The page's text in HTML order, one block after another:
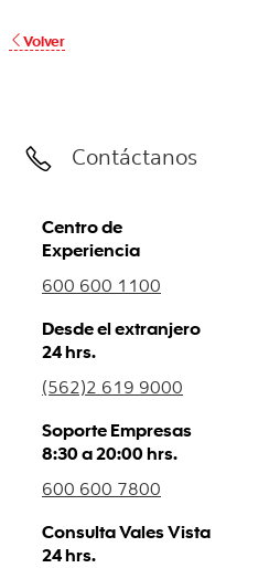
Volver
Contáctanos
Centro de
Experiencia
600 600 1100
Desde el extranjero
24 hrs.
(562)2 619 9000
Soporte Empresas
8:30 a 20:00 hrs.
600 600 7800
Consulta Vales Vista
24 hrs.